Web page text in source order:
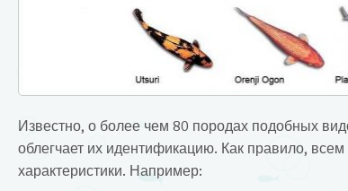
Известно, о более чем 80 породах подобных
облегчает их идентификацию. Как правило,
характеристики. Например: